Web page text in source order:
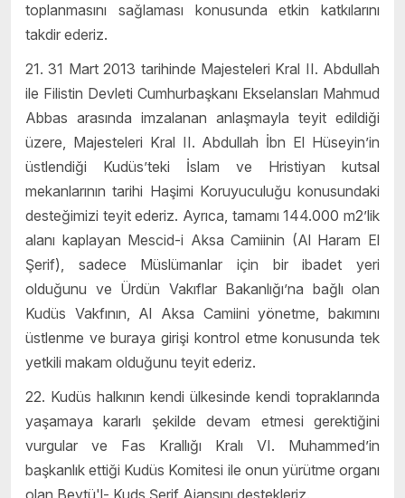
toplanmasını sağlaması konusunda etkin katkılarını
takdir ederiz.
21. 31 Mart 2013 tarihinde Majesteleri Kral II. Abdullah
ile Filistin Devleti Cumhurbaşkanı Ekselansları Mahmud
Abbas arasında imzalanan anlaşmayla teyit edildiği
üzere, Majesteleri Kral II. Abdullah İbn El Hüseyin’in
üstlendiği Kudüs’teki İslam ve Hristiyan kutsal
mekanlarının tarihi Haşimi Koruyuculuğu konusundaki
desteğimizi teyit ederiz. Ayrıca, tamamı 144.000 m2’lik
alanı kaplayan Mescid-i Aksa Camiinin (Al Haram El
Şerif), sadece Müslümanlar için bir ibadet yeri
olduğunu ve Ürdün Vakıflar Bakanlığı’na bağlı olan
Kudüs Vakfının, Al Aksa Camiini yönetme, bakımını
üstlenme ve buraya girişi kontrol etme konusunda tek
yetkili makam olduğunu teyit ederiz.
22. Kudüs halkının kendi ülkesinde kendi topraklarında
yaşamaya kararlı şekilde devam etmesi gerektiğini
vurgular ve Fas Krallığı Kralı VI. Muhammed’in
başkanlık ettiği Kudüs Komitesi ile onun yürütme organı
olan Beytü'l- Kuds Şerif Ajansını destekleriz.